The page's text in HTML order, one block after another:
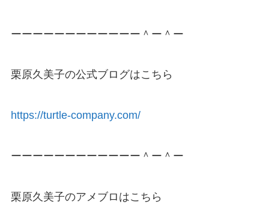
ーーーーーーーーーーーー＾ー＾ー
栗原久美子の公式ブログはこちら
https://turtle-company.com/
ーーーーーーーーーーーー＾ー＾ー
栗原久美子のアメブロはこちら